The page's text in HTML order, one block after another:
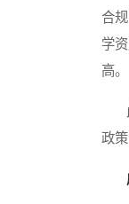
合
学
高。
此
政